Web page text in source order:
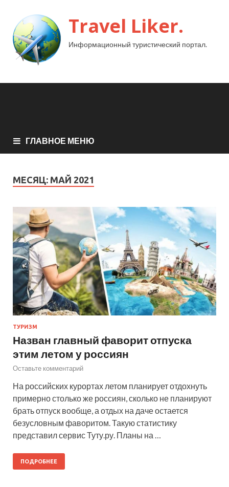
Travel Liker.
Информационный туристический портал.
ГЛАВНОЕ МЕНЮ
МЕСЯЦ: МАЙ 2021
ТУРИЗМ
Назван главный фаворит отпуска
этим летом у россиян
Оставьте комментарий
На российских курортах летом планирует отдохнуть
примерно столько же россиян, сколько не планируют
брать отпуск вообще, а отдых на даче остается
безусловным фаворитом. Такую статистику
представил сервис Туту.ру. Планы на …
ПОДРОБНЕЕ